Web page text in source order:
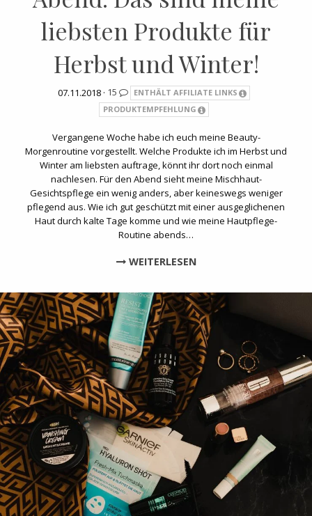
liebsten Produkte für
Herbst und Winter!
07.11.2018 · 15
ENTHÄLT AFFILIATE LINKS
PRODUKTEMPFEHLUNG
Vergangene Woche habe ich euch meine Beauty-
Morgenroutine vorgestellt. Welche Produkte ich im Herbst und
Winter am liebsten auftrage, könnt ihr dort noch einmal
nachlesen. Für den Abend sieht meine Mischhaut-
Gesichtspflege ein wenig anders, aber keineswegs weniger
pflegend aus. Wie ich gut geschützt mit einer ausgeglichenen
Haut durch kalte Tage komme und wie meine Hautpflege-
Routine abends…
WEITERLESEN